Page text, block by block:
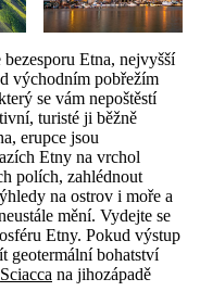
bezesporu Etna, nejvyšší
východním pobřežím
se vám nepoštěstí
turisté ji běžně
erupce jsou
Etny na vrchol
polích, zahlédnout
na ostrov i moře a
mění. Vydejte se
Etny. Pokud výstup
geotermální bohatství
Sciacca na jihozápadě